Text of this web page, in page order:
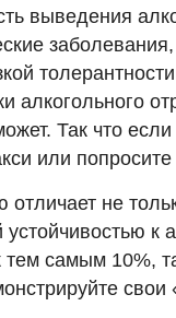
выведения
алкогольного
Так что
или попросите
отличает не
самым 10%,